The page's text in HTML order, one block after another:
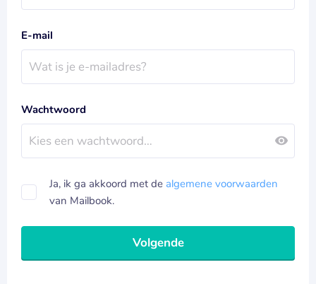
E-mail
Wachtwoord
Ja, ik ga akkoord met de algemene voorwaarden
van Mailbook.
Volgende